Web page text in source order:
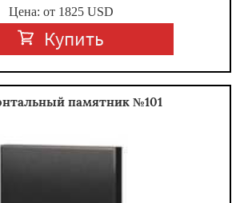
Цена: от 1825USD
Купить
памятник №101